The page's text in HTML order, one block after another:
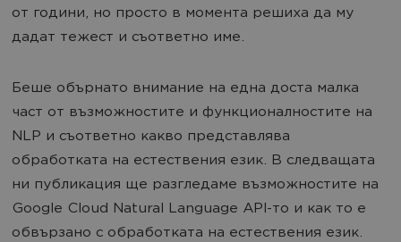
от години, но просто в момента решиха да му
дадат тежест и съответно име.
Беше обърнато внимание на една доста малка
част от възможностите и функционалностите на
NLP и съответно какво представлява
обработката на естествения език. В следващата
ни публикация ще разгледаме възможностите на
Google Cloud Natural Language API-то и как то е
обвързано с обработката на естествения език.